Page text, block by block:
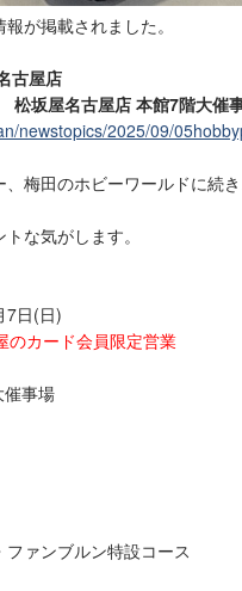
が掲載されました。
古屋店
坂屋名古屋店 本館7階大催
newstopics/2025/09/
梅田のホビーワールドに続
な気がします。
7日(日)
のカード会員限定営業
事場
ァンブルン特設コース